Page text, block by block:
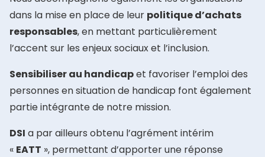
dans la mise en place de leur politique d’achats
responsables, en mettant particulièrement
l’accent sur les enjeux sociaux et l’inclusion.
Sensibiliser au handicapet favoriser l’emploi des
personnes en situation de handicap font également
partie intégrante de notre mission.
DSI a par ailleurs obtenu l’agrément intérim
« EATT », permettant d’apporter une réponse